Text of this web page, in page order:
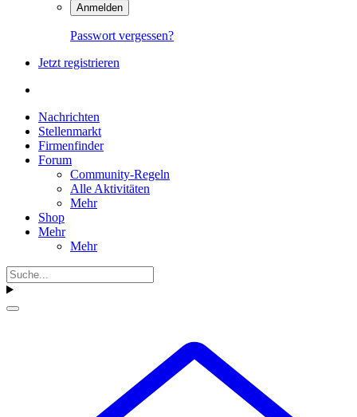
Anmelden
Passwort vergessen?
Jetzt registrieren
Nachrichten
Stellenmarkt
Firmenfinder
Forum
Community-Regeln
Alle Aktivitäten
Mehr
Shop
Mehr
Mehr